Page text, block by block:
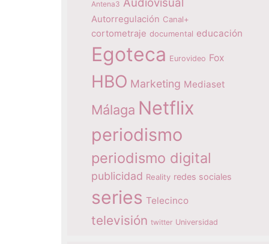
Antena3
Autorregulación Canal+
cortometraje documental educación
Egoteca Eurovideo Fox
HBO Marketing Mediaset
Málaga Netflix
periodismo
periodismo digital
publicidad Reality redes sociales
series Telecinco
televisión twitter Universidad